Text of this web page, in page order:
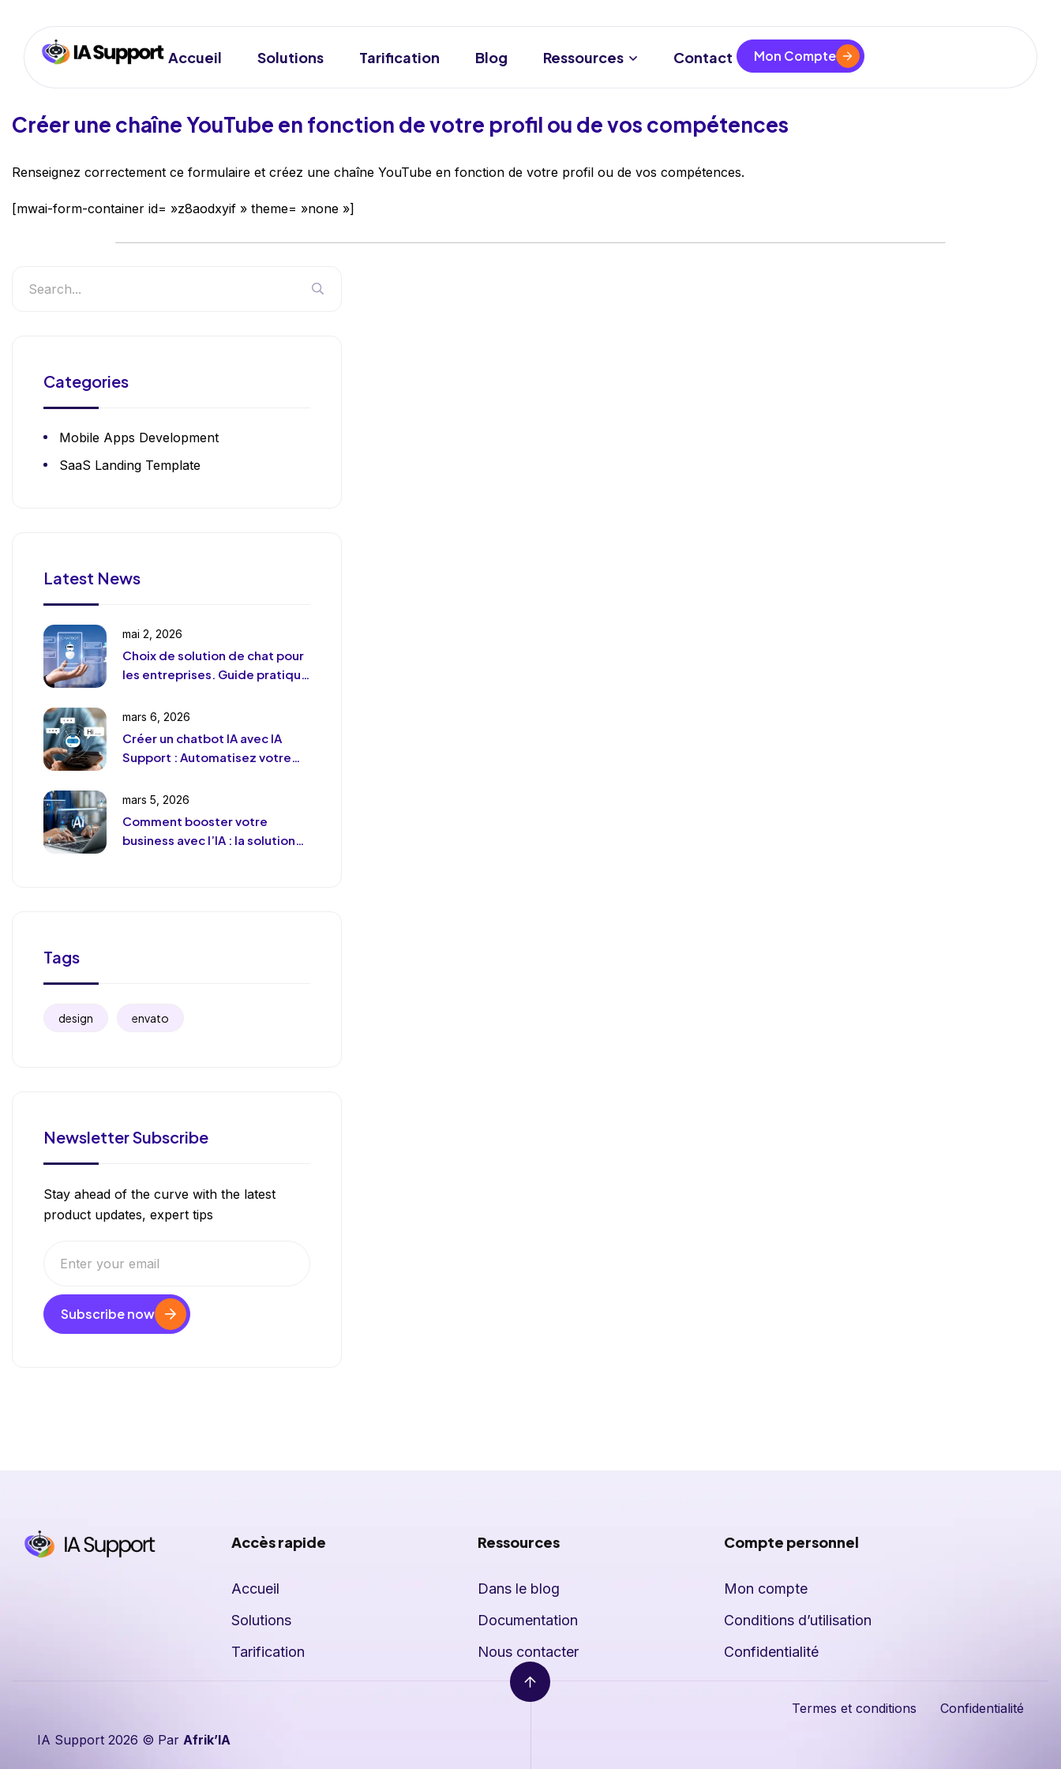
Accueil Solutions Tarification Blog Ressources Contact Mon Compte
Créer une chaîne YouTube en fonction de votre profil ou de vos compétences
Renseignez correctement ce formulaire et créez une chaîne YouTube en fonction de votre profil ou de vos compétences.
[mwai-form-container id= »z8aodxyif » theme= »none »]
Categories
Mobile Apps Development
SaaS Landing Template
Latest News
mai 2, 2026
Choix de solution de chat pour
les entreprises. Guide pratique
mars 6, 2026
Créer un chatbot IA avec IA
Support : Automatisez votre
déshumaniser)
mars 5, 2026
Comment booster votre
business avec l’IA : la solution
Tags
design envato
Newsletter Subscribe
Stay ahead of the curve with the latest
product updates, expert tips
Subscribe now
Accès rapide
Accueil
Solutions
Tarification
Ressources
Dans le blog
Documentation
Nous contacter
Compte personnel
Mon compte
Conditions d’utilisation
Confidentialité
IA Support 2026 © Par Afrik’IA
Termes et conditions Confidentialité